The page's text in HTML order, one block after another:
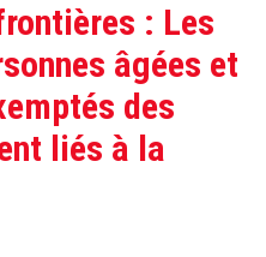
: Les
âgées et
des
liés à la